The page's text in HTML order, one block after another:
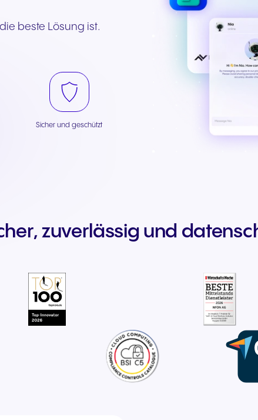
Anforderungen passen.
schnell wie möglich.
Zum Formular
beste Lösung ist.
Sicher und geschützt
zuverlässig und